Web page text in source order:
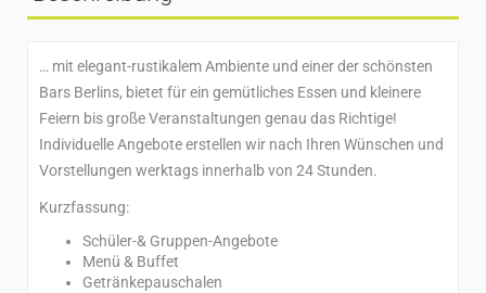
… mit elegant-rustikalem Ambiente und einer der schönsten
Bars Berlins, bietet für ein gemütliches Essen und kleinere
Feiern bis große Veranstaltungen genau das Richtige!
Individuelle Angebote erstellen wir nach Ihren Wünschen und
Vorstellungen werktags innerhalb von 24 Stunden.
Kurzfassung:
Schüler-& Gruppen-Angebote
Menü & Buffet
Getränkepauschalen